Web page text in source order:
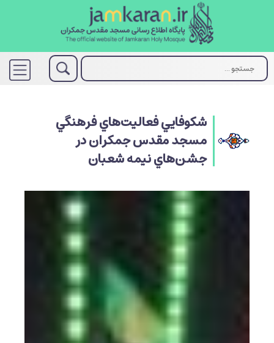
شكوفايي فعاليت‌هاي فرهنگي
مسجد مقدس جمكران در
جشن‌هاي نيمه شعبان